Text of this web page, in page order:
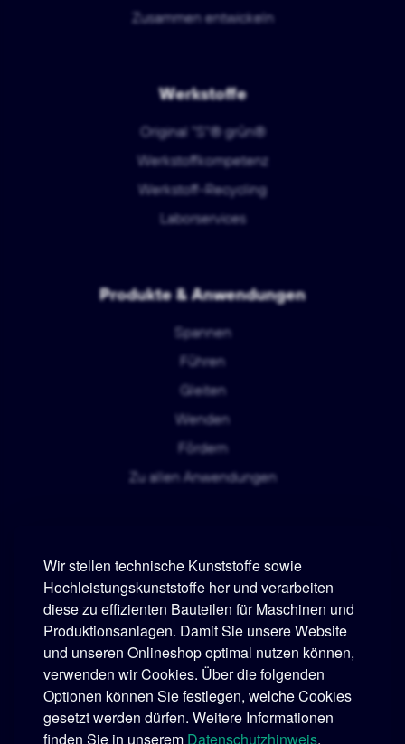
Wir stellen technische Kunststoffe sowie
Hochleistungskunststoffe her und verarbeiten
diese zu effizienten Bauteilen für Maschinen und
Produktionsanlagen. Damit Sie unsere Website
und unseren Onlineshop optimal nutzen können,
verwenden wir Cookies. Über die folgenden
Optionen können Sie festlegen, welche Cookies
gesetzt werden dürfen. Weitere Informationen
finden Sie in unserem Datenschutzhinweis.
Zusammen entwickeln
Werkstoffe
Original "S"® grün®
Werkstoffkompetenz
Werkstoff-Recycling
Laborservices
Produkte & Anwendungen
Spannen
Führen
Gleiten
Wenden
Fördern
Zu allen Anwendungen
Murtfeldt
Telefon:+49 231 2 06 09-0
Telefax: +49 231 25 10 21
E-Mail:info@murtfeldt.de